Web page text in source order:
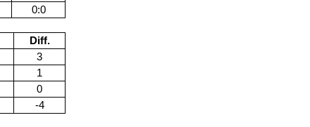
0:0
Diff.
3
1
0
-4